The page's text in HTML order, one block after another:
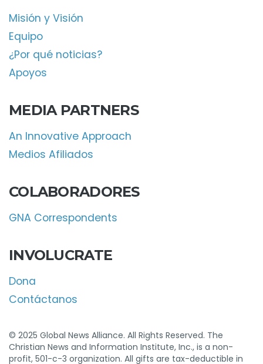
Misión y Visión
Equipo
¿Por qué noticias?
Apoyos
MEDIA PARTNERS
An Innovative Approach
Medios Afiliados
COLABORADORES
GNA Correspondents
INVOLUCRATE
Dona
Contáctanos
© 2025 Global News Alliance. All Rights Reserved. The
Christian News and Information Institute, Inc., is a non-
profit, 501-c-3 organization. All gifts are tax-deductible in